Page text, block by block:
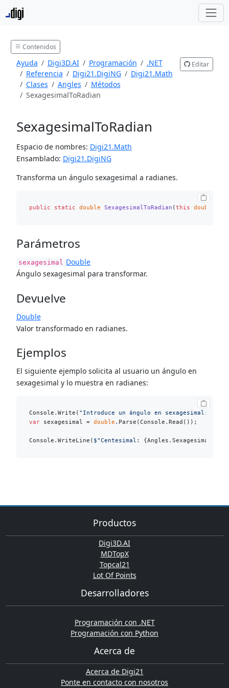
Contenidos
Ayuda Digi3D.AI Programación
.NET
Referencia
Digi21.DigiNG
Digi21.Math
Clases
Angles
Métodos
SexagesimalToRadian
Editar
SexagesimalToRadian
Espacio de nombres: Digi21.Math
Ensamblado: Digi21.DigiNG
Transforma un ángulo sexagesimal a radianes.
public static double SexagesimalToRadian (this double
Parámetros
sexagesimal Double
Ángulo sexagesimal para transformar.
Devuelve
Double
Valor transformado en radianes.
Ejemplos
El siguiente ejemplo solicita al usuario un ángulo en
sexagesimal y lo muestra en radianes:
Console.Write( "Introduce un ángulo en sexagesimal: "
var sexagesimal = double .Parse(Console.Read());
Console.WriteLine( $"Centesimal:
Productos
Digi3D.AI
MDTopX
Topcal21
Lot Of Points
Desarrolladores
Programación con .NET
Programación con Python
Acerca de
Acerca de Digi21
Ponte en contacto con nosotros